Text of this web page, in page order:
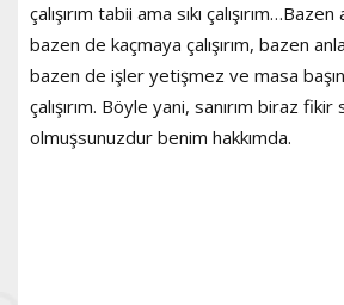
çalışırım tabii ama sıkı çalışırım…Bazen
bazen de kaçmaya çalışırım, bazen
bazen de işler yetişmez ve masa
çalışırım. Böyle yani, sanırım biraz fikir
olmuşsunuzdur benim hakkımda.